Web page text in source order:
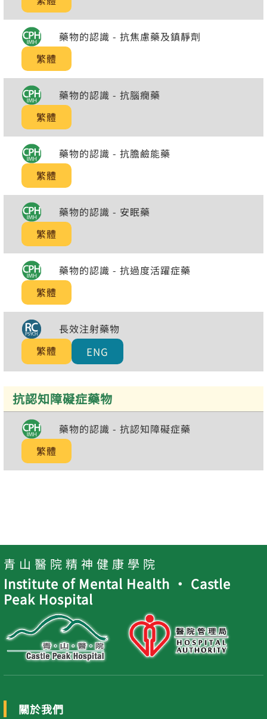
藥物的認識 - 抗焦慮藥及鎮靜劑
繁體
藥物的認識 - 抗腦癇藥
繁體
藥物的認識 - 抗膽鹼能藥
繁體
藥物的認識 - 安眠藥
繁體
藥物的認識 - 抗過度活躍症藥
繁體
長效注射藥物
繁體
ENG
抗認知障礙症藥物
藥物的認識 - 抗認知障礙症藥
繁體
青 山 醫 院 精 神 健 康 學 院
Institute of Mental Health ‧ Castle
Peak Hospital
關於我們